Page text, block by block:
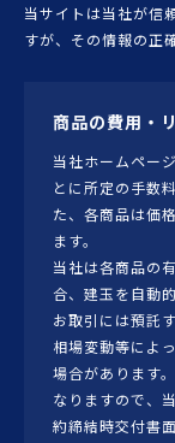
当サイトは当社が信
すが、その情報の正
商品の費用・
当社ホームペー
とに所定の手数
た、各商品は価
ます。
当社は各商品の
合、建玉を自動
お取引には預託
相場変動等によ
場合があります
なりますので、
約締結時交付書